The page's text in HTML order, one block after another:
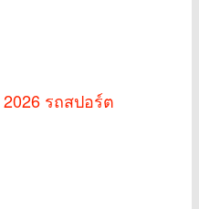
2026 รถสปอร์ต